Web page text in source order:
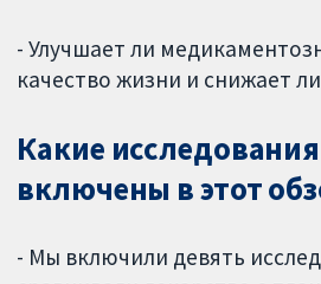
- Улучшает ли
качество жизни и снижает
Какие
включены в этот
- Мы включили девять